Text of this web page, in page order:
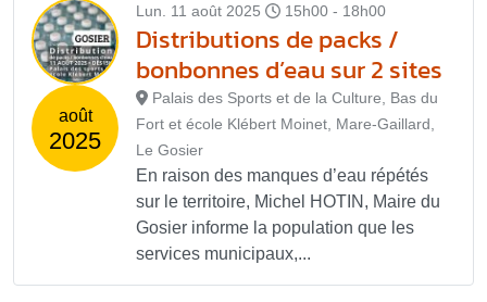
août
2025
Lun. 11 août 2025 15h00 - 18h00
Distributions de packs /
bonbonnes d’eau sur 2 sites
Palais des Sports et de la Culture, Bas du
Fort et école Klébert Moinet, Mare-Gaillard,
Le Gosier
En raison des manques d’eau répétés
sur le territoire, Michel HOTIN, Maire du
Gosier informe la population que les
services municipaux,...